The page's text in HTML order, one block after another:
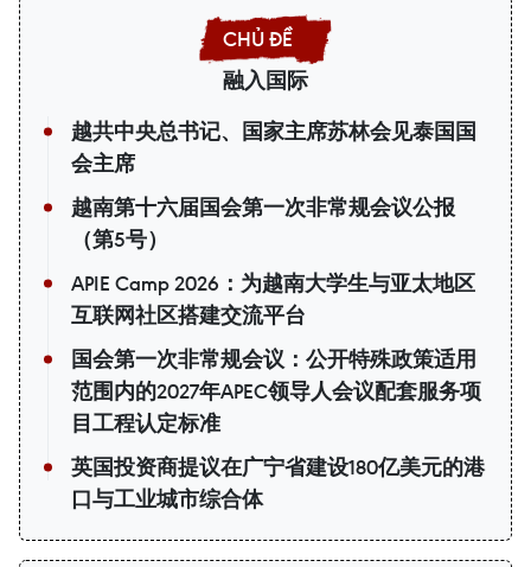
融入国际
越共中央总书记、国家主席苏林会见泰国国
会主席
越南第十六届国会第一次非常规会议公报
（第5号）
APIE Camp 2026：为越南大学生与亚太地区
互联网社区搭建交流平台
国会第一次非常规会议：公开特殊政策适用
范围内的2027年APEC领导人会议配套服务项
目工程认定标准
英国投资商提议在广宁省建设180亿美元的港
口与工业城市综合体